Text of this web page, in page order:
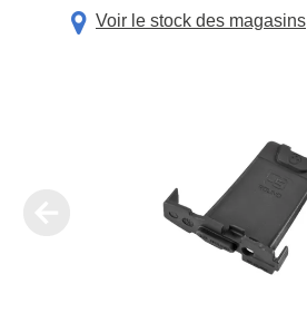
Voir le stock des magasins